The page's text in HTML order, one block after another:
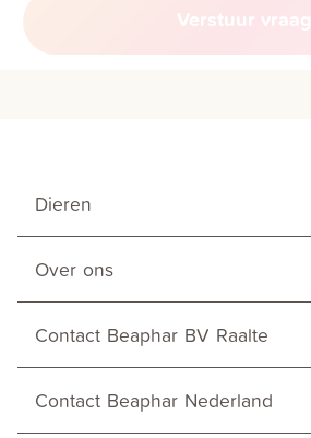
Verstuur vraag
Dieren
Over ons
Contact Beaphar BV Raalte
Contact Beaphar Nederland